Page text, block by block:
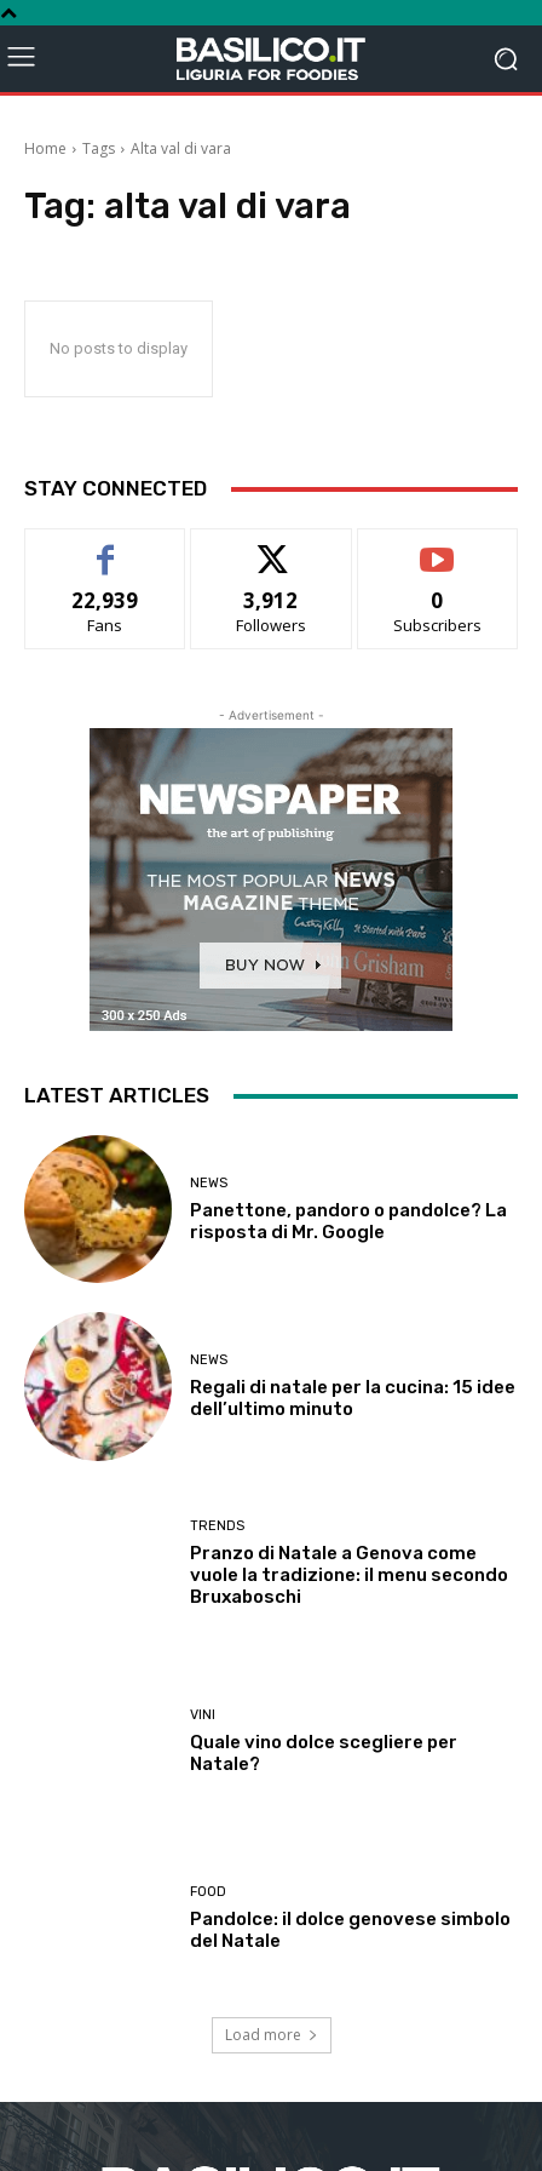
Home Tags Alta val di vara
Tag: alta val di vara
No posts to display
STAY CONNECTED
22,939
Fans
3,912
Followers
0
Subscribers
- Advertisement -
LATEST ARTICLES
NEWS
Panettone, pandoro o pandolce? La
risposta di Mr. Google
NEWS
Regali di natale per la cucina: 15 idee
dell’ultimo minuto
TRENDS
Pranzo di Natale a Genova come
vuole la tradizione: il menu secondo
Bruxaboschi
VINI
Quale vino dolce scegliere per
Natale?
FOOD
Pandolce: il dolce genovese simbolo
del Natale
Load more